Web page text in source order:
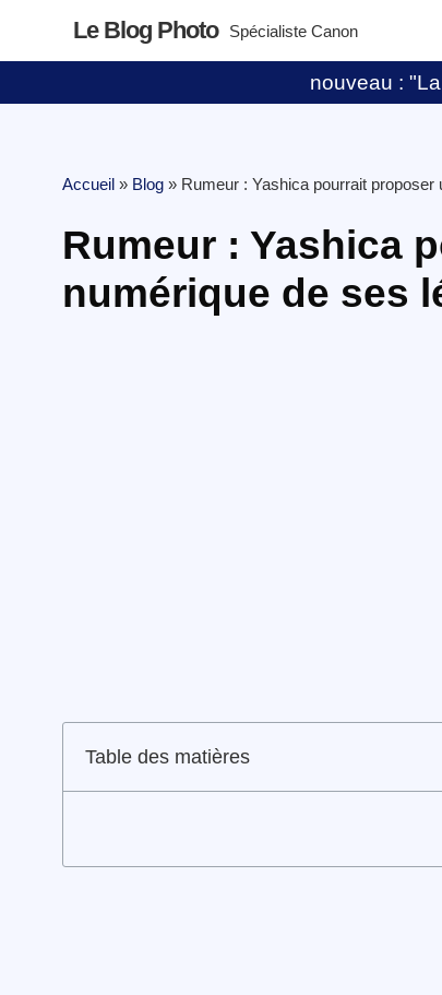
Le Blog Photo Spécialiste Canon
nouveau :
Accueil » Blog » Rumeur : Yashica pourrait
Rumeur : Yashica
numérique de ses
Table des matières